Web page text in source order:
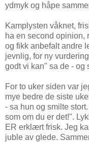
ydmyk og håpe
Kamplysten våknet,
ha en second opinion,
og fikk anbefalt andre
jevnlig, for ny
godt vi kan" sa de - og
For to uker siden var
mye bedre de siste
- sa hun og smilte
som om du er det!".
ER erklært frisk. Jeg
juble av glede.